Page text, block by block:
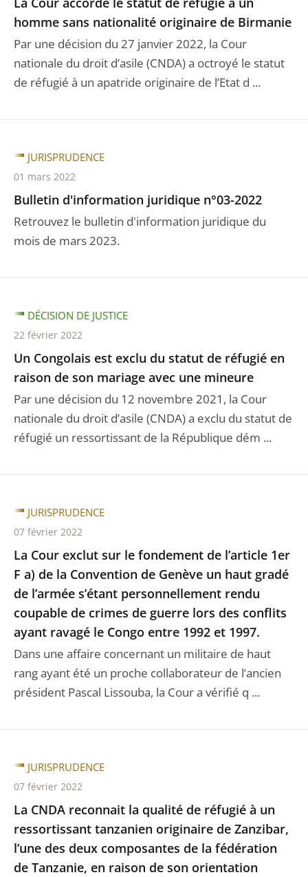
homme sans nationalité originaire de Birmanie
Par une décision du 27 janvier 2022, la Cour
nationale du droit d’asile (CNDA) a octroyé le statut
de réfugié à un apatride originaire de l’Etat d ...
Bulletin d'information juridique n°03-2022
Retrouvez le bulletin d'information juridique du
mois de mars 2023.
JURISPRUDENCE
01 mars 2022
Un Congolais est exclu du statut de réfugié en
raison de son mariage avec une mineure
Par une décision du 12 novembre 2021, la Cour
nationale du droit d’asile (CNDA) a exclu du statut de
réfugié un ressortissant de la République dém ...
DÉCISION DE JUSTICE
22 février 2022
La Cour exclut sur le fondement de l’article 1er
F a) de la Convention de Genève un haut gradé
de l’armée s’étant personnellement rendu
coupable de crimes de guerre lors des conflits
ayant ravagé le Congo entre 1992 et 1997.
Dans une affaire concernant un militaire de haut
rang ayant été un proche collaborateur de l’ancien
président Pascal Lissouba, la Cour a vérifié q ...
JURISPRUDENCE
07 février 2022
La CNDA reconnait la qualité de réfugié à un
ressortissant tanzanien originaire de Zanzibar,
l’une des deux composantes de la fédération
de Tanzanie, en raison de son orientation
JURISPRUDENCE
07 février 2022